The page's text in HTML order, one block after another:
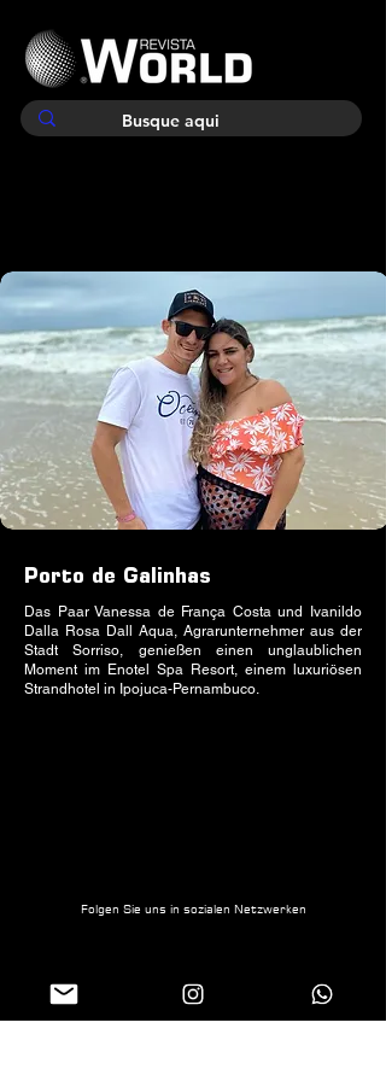
Porto de Galinhas
Das Paar Vanessa de França Costa und Ivanildo
Dalla Rosa Dall Aqua, Agrarunternehmer aus der
Stadt Sorriso, genießen einen unglaublichen
Moment im Enotel Spa Resort, einem luxuriösen
Strandhotel in Ipojuca-Pernambuco.
Folgen Sie uns in sozialen Netzwerken